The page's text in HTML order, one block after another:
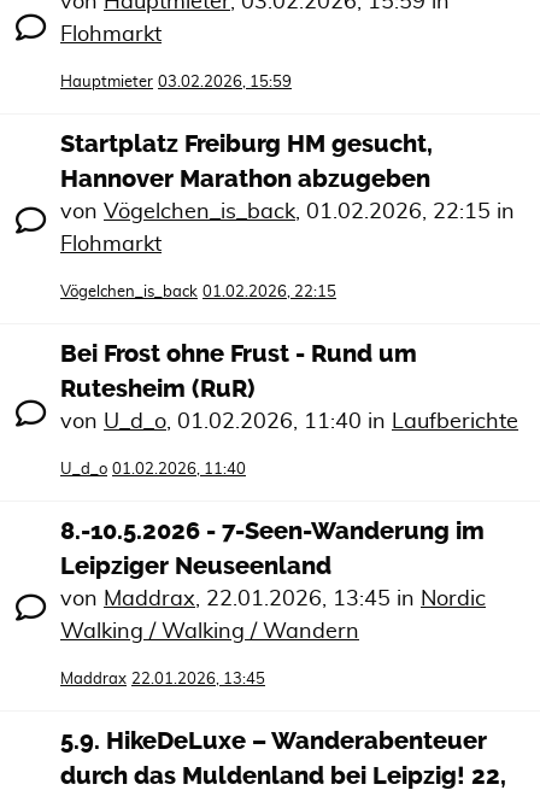
Flohmarkt
Hauptmieter 03.02.2026, 15:59
Startplatz Freiburg HM gesucht,
Hannover Marathon abzugeben
von Vögelchen_is_back, 01.02.2026, 22:15 in
Flohmarkt
Vögelchen_is_back 01.02.2026, 22:15
Bei Frost ohne Frust - Rund um
Rutesheim (RuR)
von U_d_o, 01.02.2026, 11:40 in Laufberichte
U_d_o 01.02.2026, 11:40
8.-10.5.2026 - 7-Seen-Wanderung im
Leipziger Neuseenland
von Maddrax, 22.01.2026, 13:45 in Nordic
Walking / Walking / Wandern
Maddrax 22.01.2026, 13:45
5.9. HikeDeLuxe – Wanderabenteuer
durch das Muldenland bei Leipzig! 22,